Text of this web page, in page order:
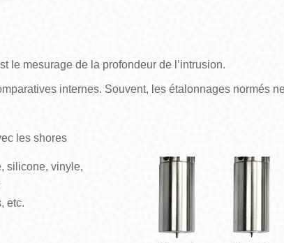
le mesurage de la profondeur de l’intrusion.
internes. Souvent, les étalonnages normés
les shores
silicone, vinyle,
etc.